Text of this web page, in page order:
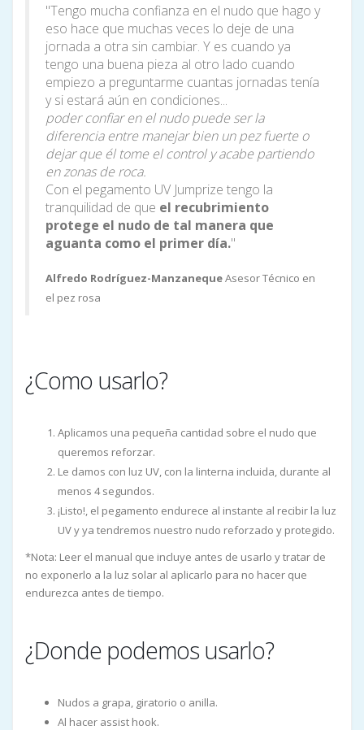
"Tengo mucha confianza en el nudo que hago y
eso hace que muchas veces lo deje de una
jornada a otra sin cambiar. Y es cuando ya
tengo una buena pieza al otro lado cuando
empiezo a preguntarme cuantas jornadas tenía
y si estará aún en condiciones...
poder confiar en el nudo puede ser la
diferencia entre manejar bien un pez fuerte o
dejar que él tome el control y acabe partiendo
en zonas de roca.
Con el pegamento UV Jumprize tengo la
tranquilidad de que el recubrimiento
protege el nudo de tal manera que
aguanta como el primer día."
Alfredo Rodríguez-ManzanequeAsesor Técnico en
el pez rosa
¿Como usarlo?
Aplicamos una pequeña cantidad sobre el nudo que
queremos reforzar.
Le damos con luz UV, con la linterna incluida, durante al
menos 4 segundos.
¡Listo!, el pegamento endurece al instante al recibir la luz
UV y ya tendremos nuestro nudo reforzado y protegido.
*Nota: Leer el manual que incluye antes de usarlo y tratar de
no exponerlo a la luz solar al aplicarlo para no hacer que
endurezca antes de tiempo.
¿Donde podemos usarlo?
Nudos a grapa, giratorio o anilla.
Al hacer assist hook.